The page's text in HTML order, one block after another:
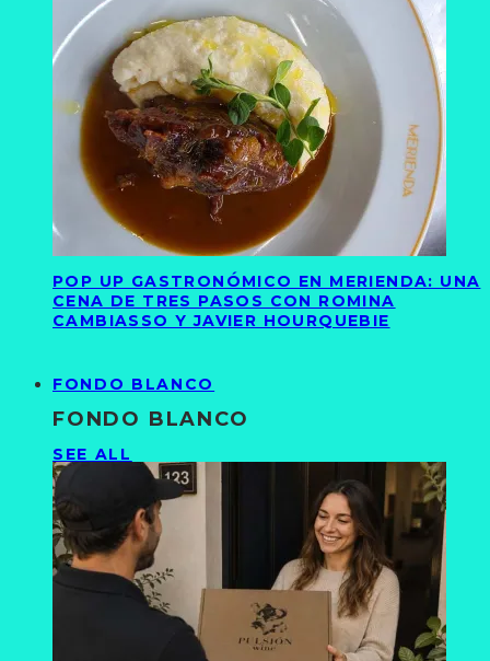
POP UP GASTRONÓMICO EN MERIENDA: UNA
CENA DE TRES PASOS CON ROMINA
CAMBIASSO Y JAVIER HOURQUEBIE
FONDO BLANCO
FONDO BLANCO
SEE ALL